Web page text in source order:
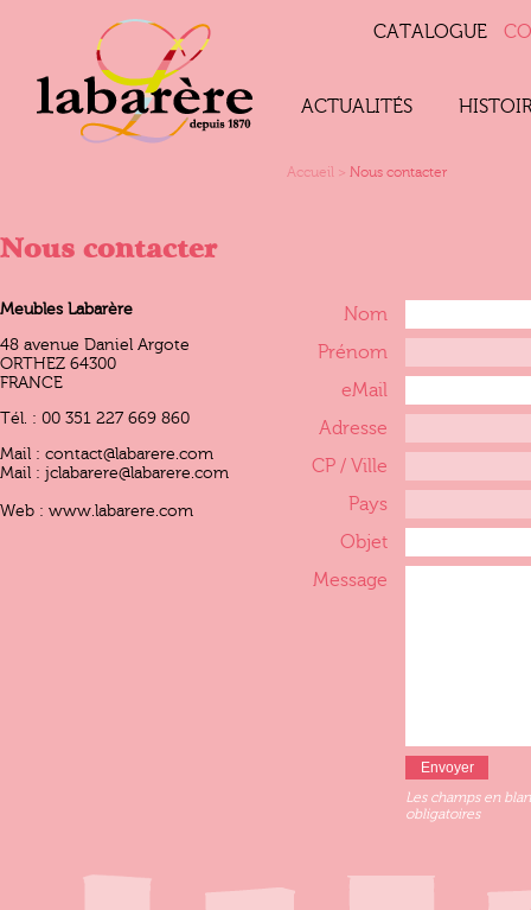
CATALOGUE
ACTUALITÉS
Accueil > Nous contacter
Nous contacter
Meubles Labarère
48 avenue Daniel Argote
ORTHEZ 64300
FRANCE
Tél. : 00 351 227 669 860
Mail : contact@labarere.com
Mail : jclabarere@labarere.com
Web : www.labarere.com
Nom
Prénom
eMail
Adresse
CP / Ville
Pays
Objet
Message
Les champs en
obligatoires